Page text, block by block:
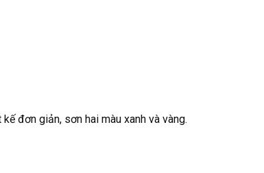
đơn giản, sơn hai màu xanh và vàng.